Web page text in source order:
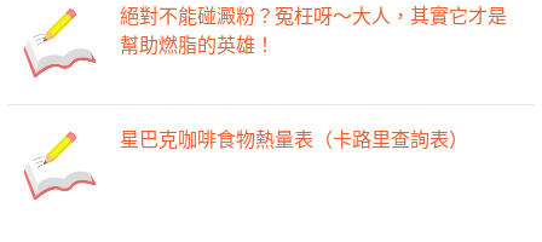
絕對不能碰澱粉？冤枉呀～大人，其實它才是
幫助燃脂的英雄！
星巴克咖啡食物熱量表（卡路里查詢表）